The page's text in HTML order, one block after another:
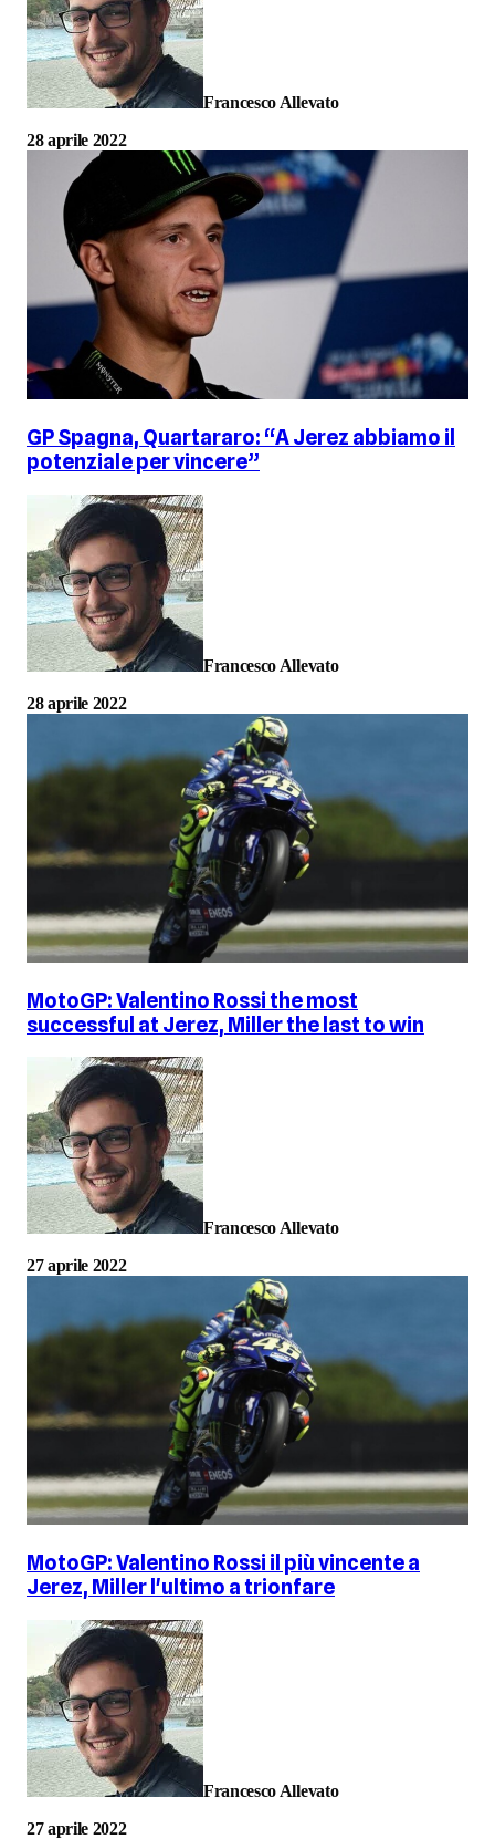
Francesco Allevato
28 aprile 2022
GP Spagna, Quartararo: “A Jerez abbiamo il
potenziale per vincere”
Francesco Allevato
28 aprile 2022
MotoGP: Valentino Rossi the most
successful at Jerez, Miller the last to win
Francesco Allevato
27 aprile 2022
MotoGP: Valentino Rossi il più vincente a
Jerez, Miller l'ultimo a trionfare
Francesco Allevato
27 aprile 2022